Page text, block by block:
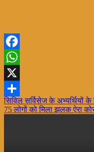
Facebook
WhatsApp
X
Share
Post
navigation
सिविल सर्विसेज के अभ्यर्थियों
75 लोगों को मिला झलक ऐरा